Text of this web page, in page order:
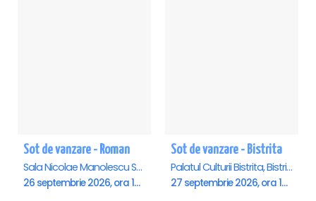
Sot de vanzare - Roman
Sala Nicolae Manolescu Strunga (Sala de festivitati a Primariei Roman), Roman
26 septembrie 2026, ora 19:00
Sot de vanzare - Bistrita
Palatul Culturii Bistrita, Bistrita
27 septembrie 2026, ora 19:00